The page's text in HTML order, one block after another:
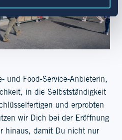
und Food-Service-Anbieterin,
in die Selbstständigkeit
und erprobten
wir Dich bei der Eröffnung
hinaus, damit Du nicht nur